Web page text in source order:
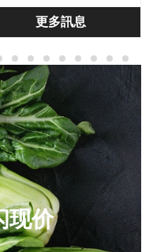
更多訊息
现价